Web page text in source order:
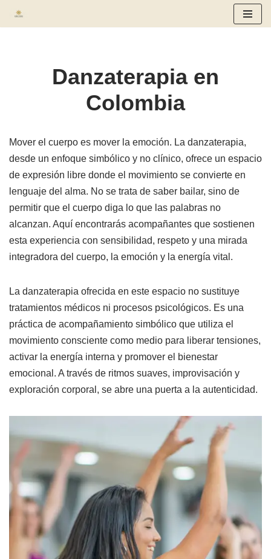
Danzaterapia en
Colombia
Mover el cuerpo es mover la emoción. La danzaterapia,
desde un enfoque simbólico y no clínico, ofrece un espacio
de expresión libre donde el movimiento se convierte en
lenguaje del alma. No se trata de saber bailar, sino de
permitir que el cuerpo diga lo que las palabras no
alcanzan. Aquí encontrarás acompañantes que sostienen
esta experiencia con sensibilidad, respeto y una mirada
integradora del cuerpo, la emoción y la energía vital.
La danzaterapia ofrecida en este espacio no sustituye
tratamientos médicos ni procesos psicológicos. Es una
práctica de acompañamiento simbólico que utiliza el
movimiento consciente como medio para liberar tensiones,
activar la energía interna y promover el bienestar
emocional. A través de ritmos suaves, improvisación y
exploración corporal, se abre una puerta a la autenticidad.